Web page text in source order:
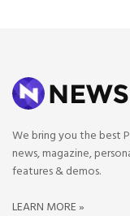
We bring you the best
news, magazine,
features & demos.
LEARN MORE »